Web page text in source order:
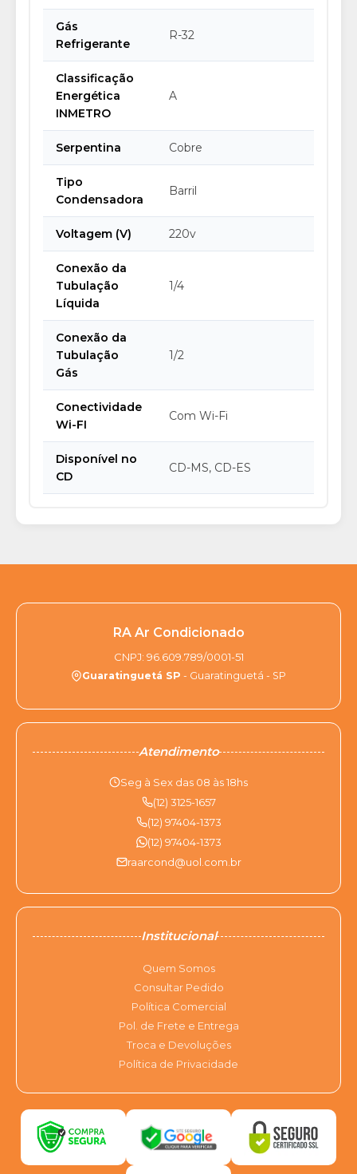
Gás
Refrigerante
R-32
Classificação
Energética
INMETRO
A
Serpentina Cobre
Tipo
Condensadora
Barril
Voltagem (V) 220v
Conexão da
Tubulação
Líquida
1/4
Conexão da
Tubulação
Gás
1/2
Conectividade
Wi-FI
Com Wi-Fi
Disponível no
CD
CD-MS, CD-ES
RA Ar Condicionado
CNPJ: 96.609.789/0001-51
Guaratinguetá SP - Guaratinguetá - SP
Atendimento
Seg à Sex das 08 às 18hs
(12) 3125-1657
(12) 97404-1373
(12) 97404-1373
raarcond@uol.com.br
Institucional
Quem Somos
Consultar Pedido
Política Comercial
Pol. de Frete e Entrega
Troca e Devoluções
Política de Privacidade